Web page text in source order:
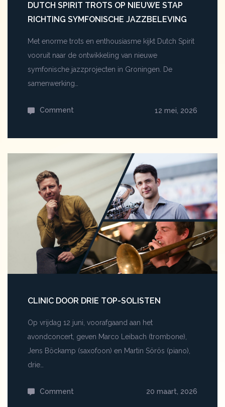
DUTCH SPIRIT TROTS OP NIEUWE STAP
RICHTING SYMFONISCHE JAZZBELEVING
Met enorme trots en enthousiasme kijkt Dutch Spirit
vooruit naar de ontwikkeling van nieuwe
symfonische jazzprojecten in Groningen. De
samenwerking…
Comment
Spirit
trots
stap
richting
symfonische
jazzbeleving
12 mei, 2026
CLINIC DOOR DRIE TOP-SOLISTEN
Op vrijdag 12 juni, voorafgaand aan het
avondconcert, geven Marco Leibach (trombone),
Jens Böckamp (saxofoon) en Martin Sörös (piano),
drie…
Comment 20 maart, 2026